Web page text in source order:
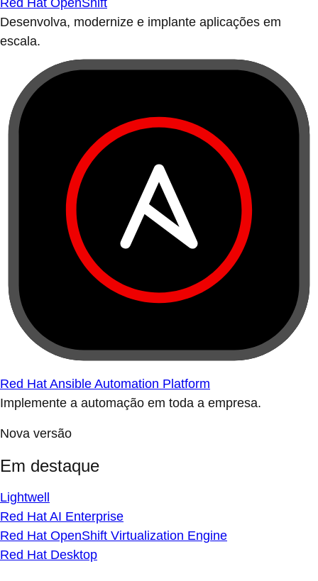
Red Hat OpenShift
Desenvolva, modernize e implante aplicações em
escala.
Red Hat Ansible Automation Platform
Implemente a automação em toda a empresa.
Nova versão
Em destaque
Lightwell
Red Hat AI Enterprise
Red Hat OpenShift Virtualization Engine
Red Hat Desktop